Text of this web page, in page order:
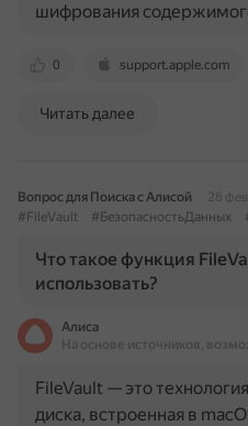
0 support.apple.com
шифрования
Читать далее
Вопрос для Поиска с Алисой
28
#FileVault
#БезопасностьДанных
Что такое функция
использовать?
Алиса
На основе источников,
FileVault — это
диска, встроенная в